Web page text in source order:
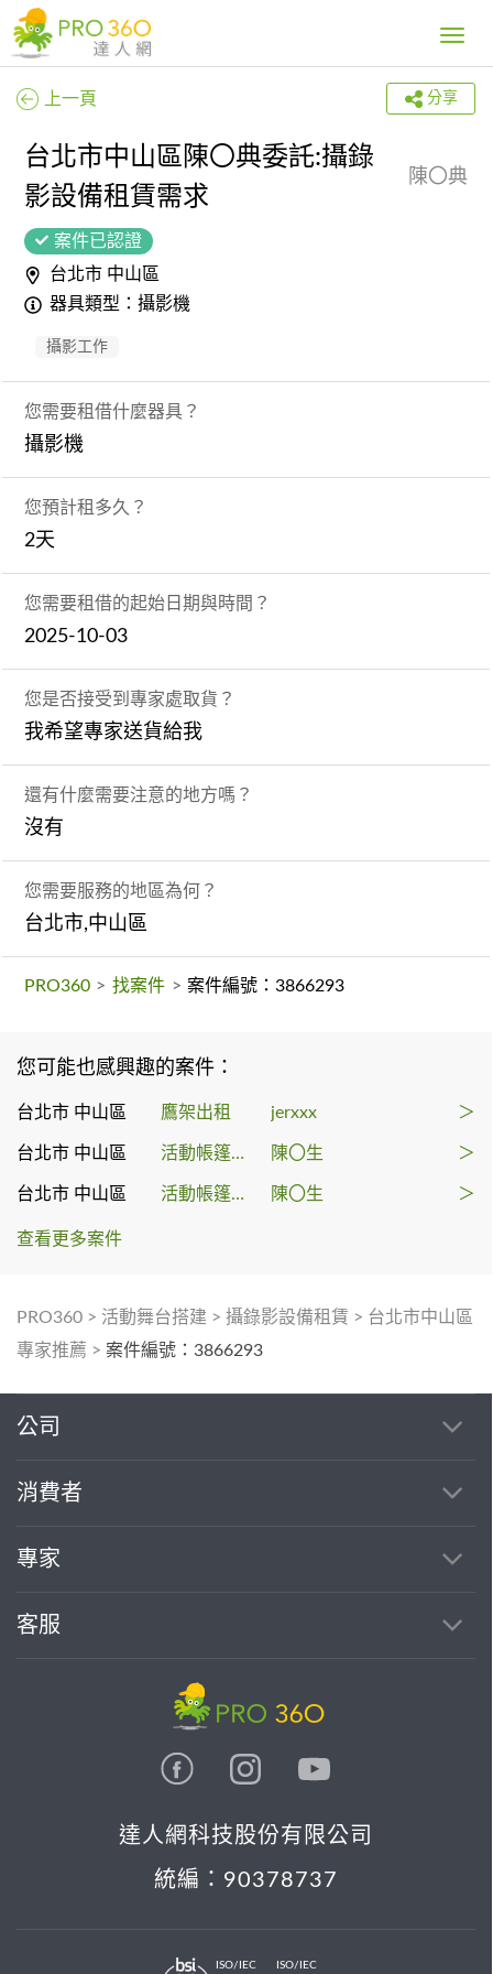
Toggle
上一頁 分享
台北市中山區陳〇典委託:攝錄
影設備租賃需求
陳〇典
案件已認證
台北市 中山區
器具類型：攝影機
攝影工作
您需要租借什麼器具？
攝影機
您預計租多久？
2天
您需要租借的起始日期與時間？
2025-10-03
您是否接受到專家處取貨？
我希望專家送貨給我
還有什麼需要注意的地方嗎？
沒有
您需要服務的地區為何？
台北市,中山區
PRO360 > 找案件 > 案件編號：3866293
您可能也感興趣的案件：
台北市 中山區 鷹架出租 jerxxx ＞
台北市 中山區 活動帳篷出租 陳〇生 ＞
台北市 中山區 活動帳篷出租 陳〇生 ＞
查看更多案件
PRO360 > 活動舞台搭建 > 攝錄影設備租賃 > 台北市中山區
專家推薦 > 案件編號：3866293
公司
消費者
專家
客服
達人網科技股份有限公司
統編：90378737
ISO/IEC
ISO/IEC